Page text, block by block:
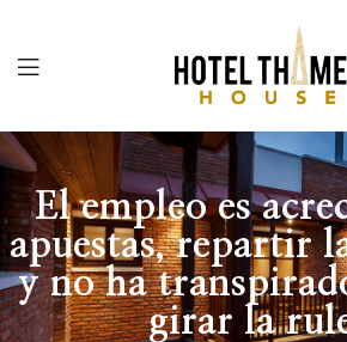
Menu
El empleo es
apuestas, repartir
y no ha
girar la